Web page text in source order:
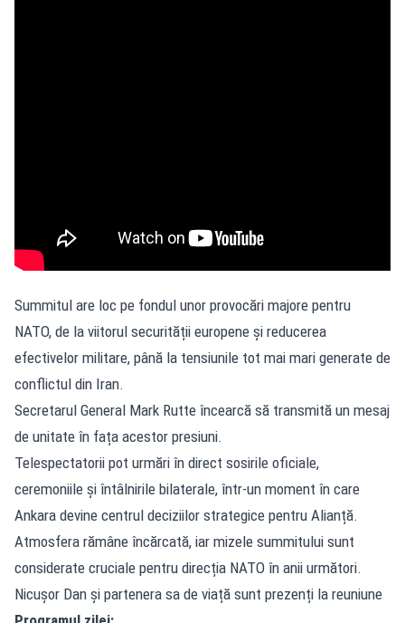
Summitul are loc pe fondul unor provocări majore pentru
NATO, de la viitorul securității europene și reducerea
efectivelor militare, până la tensiunile tot mai mari generate de
conflictul din Iran.
Secretarul General Mark Rutte încearcă să transmită un mesaj
de unitate în fața acestor presiuni.
Telespectatorii pot urmări în direct sosirile oficiale,
ceremoniile și întâlnirile bilaterale, într-un moment în care
Ankara devine centrul deciziilor strategice pentru Alianță.
Atmosfera rămâne încărcată, iar mizele summitului sunt
considerate cruciale pentru direcția NATO în anii următori.
Nicușor Dan și partenera sa de viață sunt prezenți la reuniune